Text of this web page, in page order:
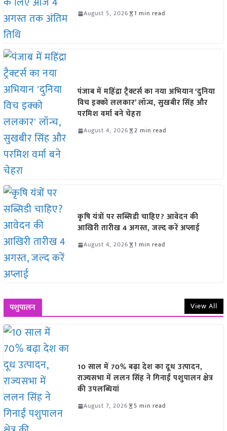
August 5, 2026 1 min read
पंजाब में महिंद्रा ट्रैक्टर्स का नया अभियान ‘दुनिया
विच इक्को ललकार’ लॉन्च, सुखबीर सिंह और
परमिश वर्मा बने चेहरा
August 4, 2026 2 min read
कृषि यंत्रों पर सब्सिडी चाहिए? आवेदन की
आखिरी तारीख 4 अगस्त, जल्द करें अप्लाई
August 4, 2026 1 min read
पशुपालन View All
10 साल में 70% बढ़ा देश का दूध उत्पादन,
राज्यसभा में ललन सिंह ने गिनाईं पशुपालन क्षेत्र
की उपलब्धियां
August 7, 2026 5 min read